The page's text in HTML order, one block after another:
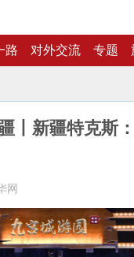
路 对外交流 专题
丨新疆特克斯
网